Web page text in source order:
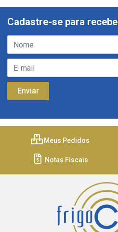
Cadastre-se para
Meus Pedidos
Notas Fiscais